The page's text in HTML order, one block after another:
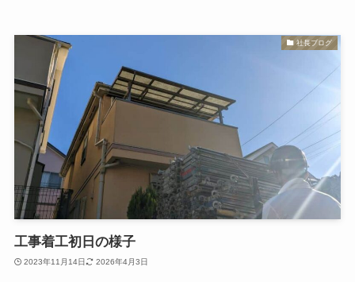
社長ブログ
工事着工初日の様子
2023年11月14日 2026年4月3日